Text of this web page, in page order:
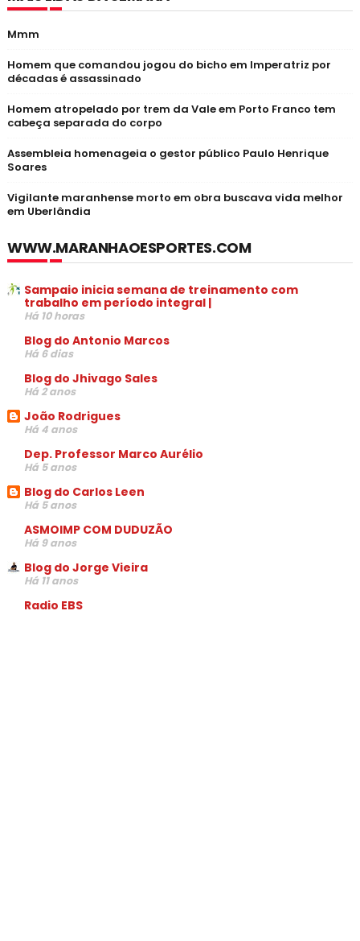
Mmm
Homem que comandou jogou do bicho em Imperatriz por
décadas é assassinado
Homem atropelado por trem da Vale em Porto Franco tem
cabeça separada do corpo
Assembleia homenageia o gestor público Paulo Henrique
Soares
Vigilante maranhense morto em obra buscava vida melhor
em Uberlândia
WWW.MARANHAOESPORTES.COM
Sampaio inicia semana de treinamento com
trabalho em período integral |
Há 10 horas
Blog do Antonio Marcos
Há 6 dias
Blog do Jhivago Sales
Há 2 anos
João Rodrigues
Há 4 anos
Dep. Professor Marco Aurélio
Há 5 anos
Blog do Carlos Leen
Há 5 anos
ASMOIMP COM DUDUZÃO
Há 9 anos
Blog do Jorge Vieira
Há 11 anos
Radio EBS